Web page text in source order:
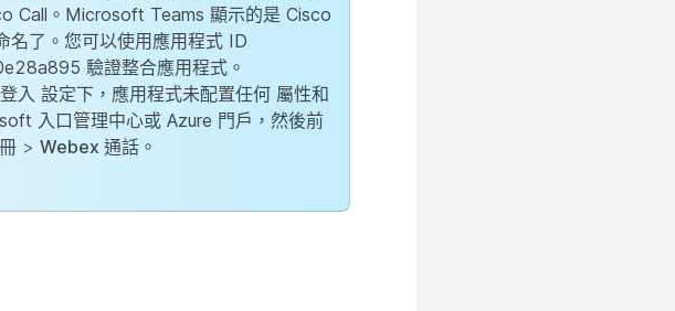
Call。Microsoft Teams 顯示的是 Cisco
名了。您可以使用應用程式 ID
驗證整合應用程式。
入 設定下，應用程式未配置任何 屬性和
入口管理中心或 Azure 門戶，然後前
> Webex 通話 。